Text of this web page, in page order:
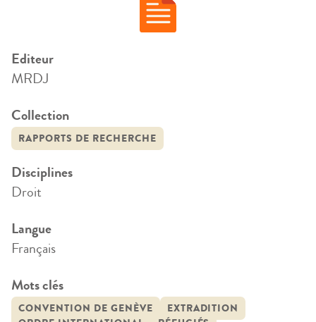
Editeur
MRDJ
Collection
RAPPORTS DE RECHERCHE
Disciplines
Droit
Langue
Français
Mots clés
CONVENTION DE GENÈVE
EXTRADITION